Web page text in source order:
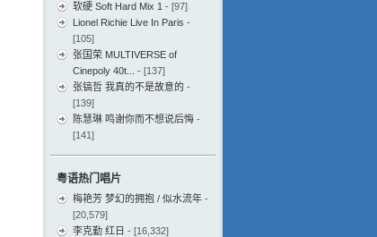
软硬 Soft Hard Mix 1 - [97]
Lionel Richie Live In Paris -
[105]
张国荣 MULTIVERSE of
Cinepoly 40t...
- [137]
张镐哲 我真的不是故意的 -
[139]
陈慧琳 鸣谢你而不想说后悔 -
[141]
粤语热门唱片
梅艳芳 梦幻的拥抱 / 似水流年 -
[20,579]
李克勤 红日 - [16,332]